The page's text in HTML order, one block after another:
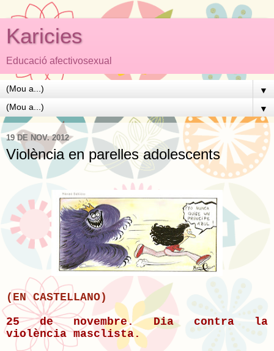
Karicies
Educació afectivosexual
▼
▼
19 DE NOV. 2012
Violència en parelles adolescents
(EN CASTELLANO)
25 de novembre. Dia contra la
violència masclista.